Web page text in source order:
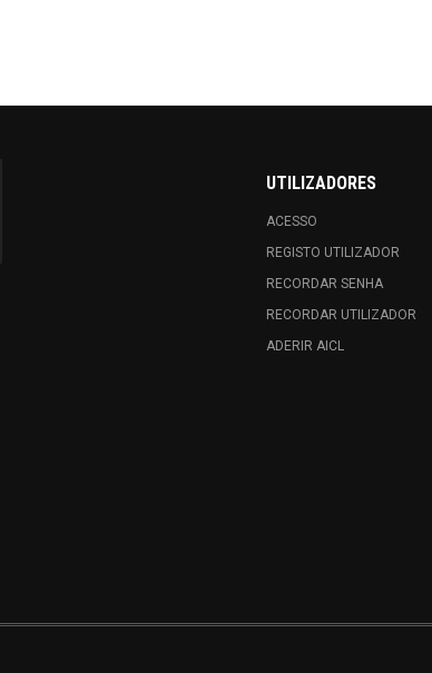
UTILIZADORES
ACESSO
REGISTO UTILIZADOR
RECORDAR SENHA
RECORDAR UTILIZADOR
ADERIR AICL